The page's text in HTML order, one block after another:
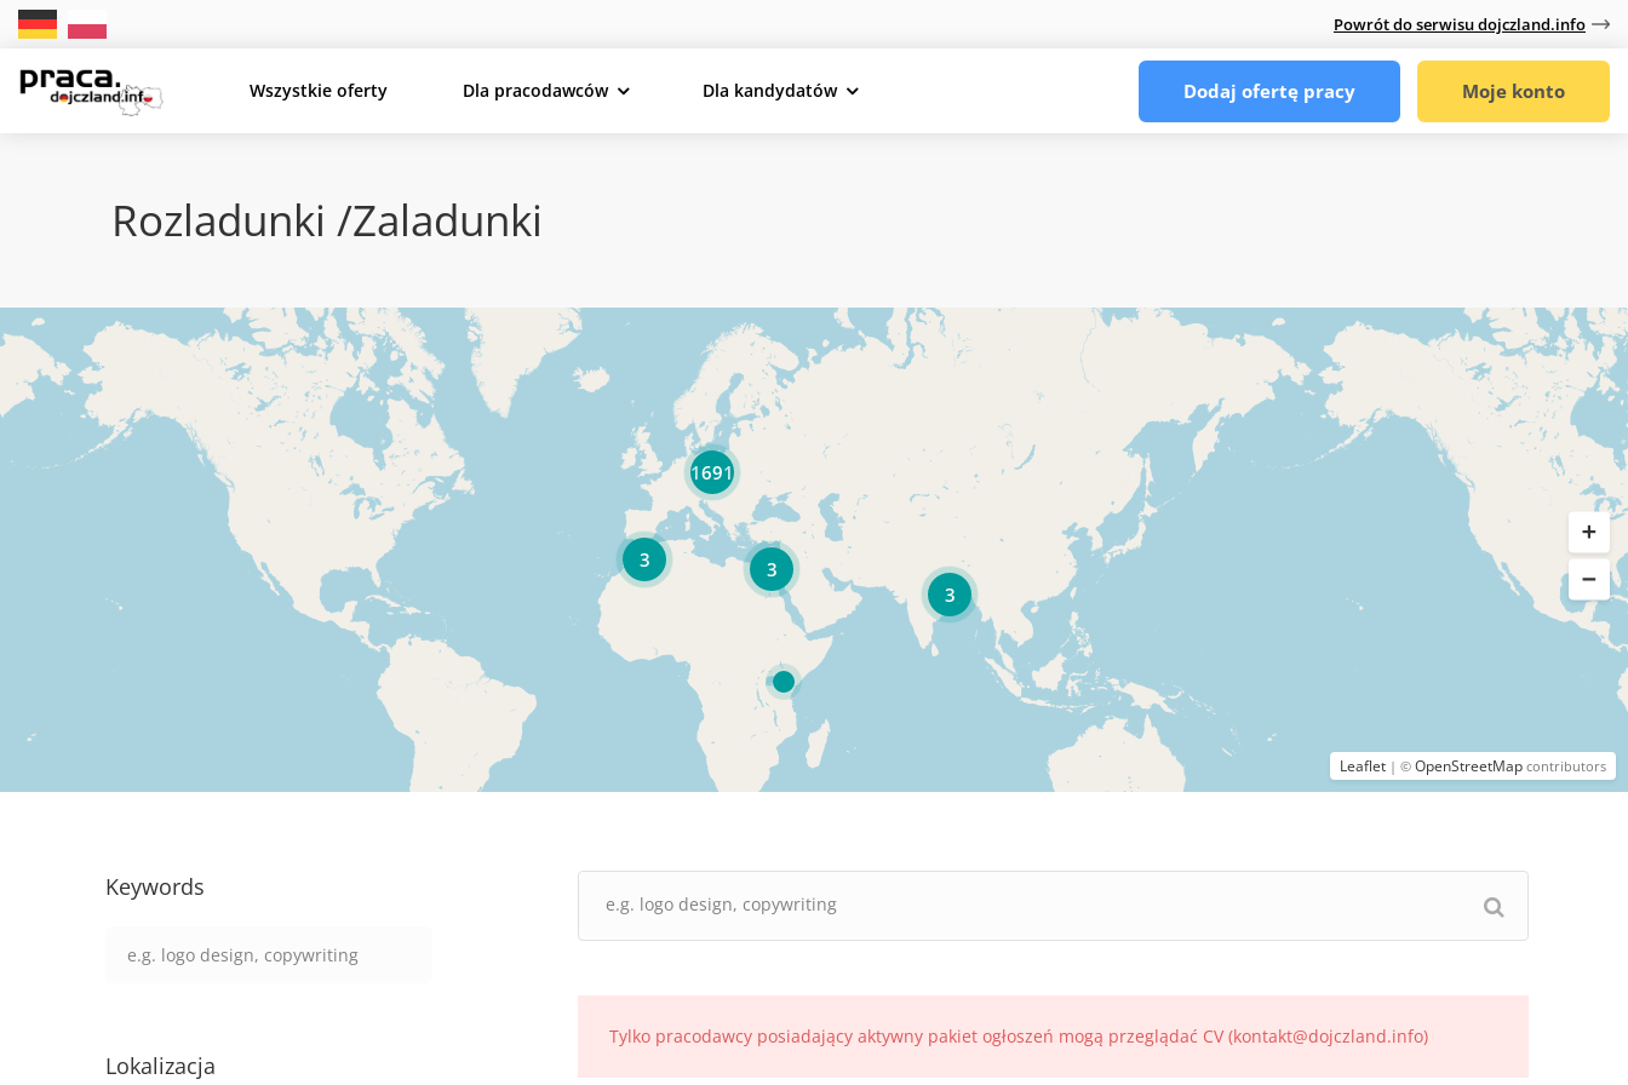
Powrót do serwisu dojczland.info
Wszystkie oferty Dla pracodawców Dla kandydatów Dodaj ofertę pracy Moje konto
Rozladunki /zaladunki
3
3
3
1691
Leaflet | © OpenStreetMap contributors
Keywords
Lokalizacja
Tylko pracodawcy posiadający aktywny pakiet ogłoszeń mogą przeglądać CV (kontakt@dojczland.info)